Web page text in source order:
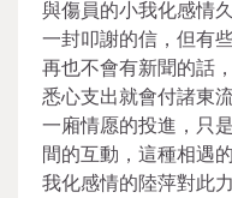
與傷員的小我化感情
一封叩謝的信，但有
再也不會有新聞的話
悉心支出就會付諸東
一廂情愿的投進，只
間的互動，這種相遇
我化感情的陸萍對此力